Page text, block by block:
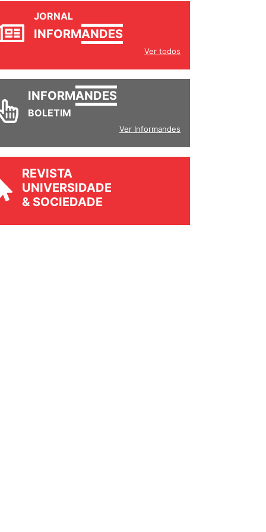
JORNAL
INFORMANDES
Ver todos
INFORMANDES
BOLETIM
Ver Informandes
REVISTA
UNIVERSIDADE
& SOCIEDADE